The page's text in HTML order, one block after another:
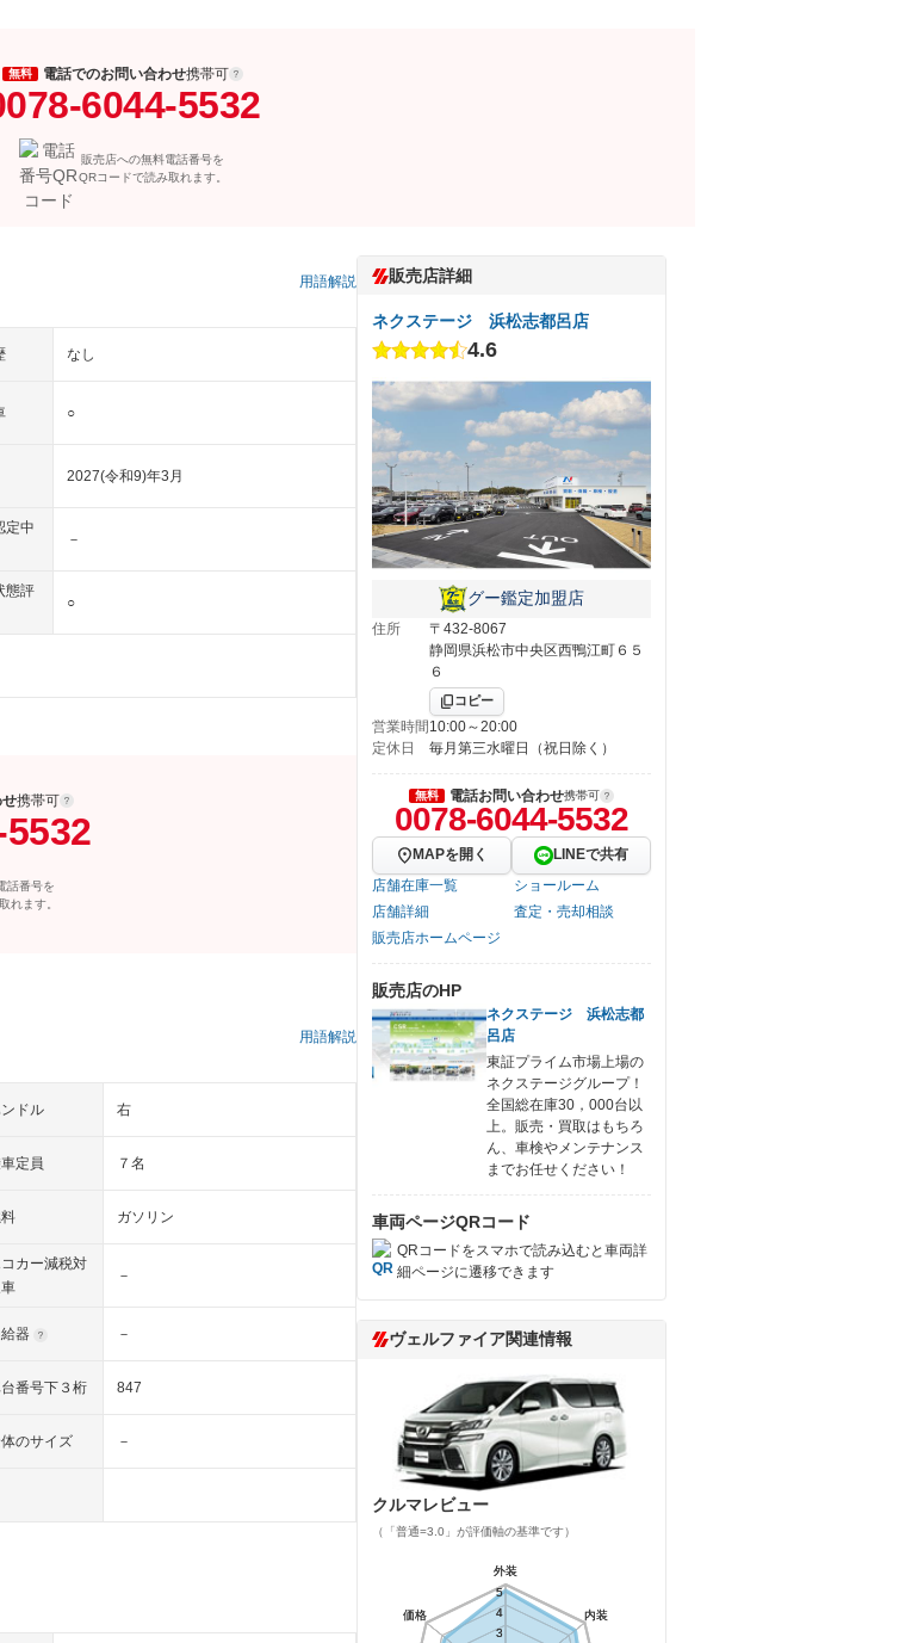
無料 電話でのお問い合わせ携帯可
6044-5532
販売店への無料電話番号を
QRコードで読み取れます。
用語解説
なし
○
2027(令和9)年3月
定中
－
態評
○
せ携帯可
話番号を
れます。
用語解説
ドル 右
定員 ７名
ガソリン
カー減税対
－
器 －
番号下３桁 847
のサイズ －
販売店詳細
ネクステージ 浜松志都呂店
4.6
グー鑑定加盟店
住所
〒432-8067
静岡県浜松市中央区西鴨江町６５
６
コピー
営業時間10:00～20:00
定休日
毎月第三水曜日（祝日除く）
無料 電話お問い合わせ携帯可
0078-6044-5532
MAPを開く
LINEで共有
店舗在庫一覧
ショールーム
店舗詳細
査定・売却相談
販売店ホームページ
販売店のHP
ネクステージ 浜松志都
呂店
東証プライム市場上場の
ネクステージグループ！
全国総在庫30，000台以
上。販売・買取はもちろ
ん、車検やメンテナンス
までお任せください！
車両ページQRコード
QRコードをスマホで読み込むと車両詳
細ページに遷移できます
ヴェルファイア関連情報
クルマレビュー
（「普通=3.0」が評価軸の基準です）
外装
内装
価格
3
4
5
外装
内装
価格
3
4
5